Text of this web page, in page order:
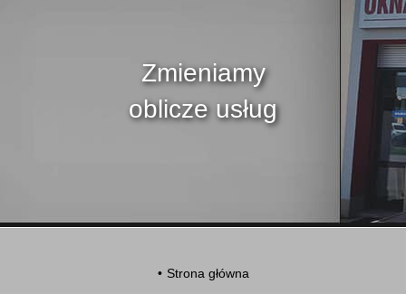
Zmieniamy
oblicze usług
Strona główna